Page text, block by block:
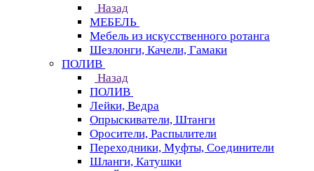
Назад
МЕБЕЛЬ
Мебель из искусственного ротанга
Шезлонги, Качели, Гамаки
ПОЛИВ
Назад
ПОЛИВ
Лейки, Ведра
Опрыскиватели, Штанги
Оросители, Распылители
Переходники, Муфты, Соединители
Шланги, Катушки